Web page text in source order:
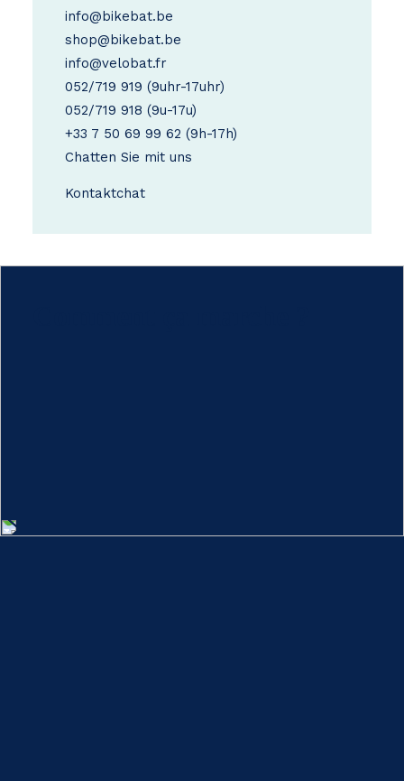
info@bikebat.be
shop@bikebat.be
info@velobat.fr
052/719 919 (9uhr-17uhr)
052/719 918 (9u-17u)
+33 7 50 69 99 62 (9h-17h)
Chatten Sie mit uns
Kontaktchat